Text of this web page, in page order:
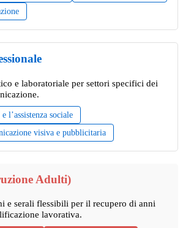
e laboratoriale per settori specifici dei
l’assistenza sociale
visiva e pubblicitaria
Adulti)
e serali flessibili per il recupero di anni
lavorativa.